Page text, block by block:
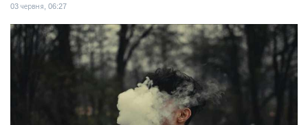
03 червня, 06:27